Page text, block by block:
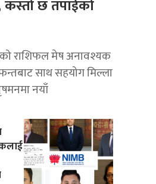
छ तपाईको
राशिफल मेष अनावश्यक
साथ सहयोग मिल्ला
नयाँ